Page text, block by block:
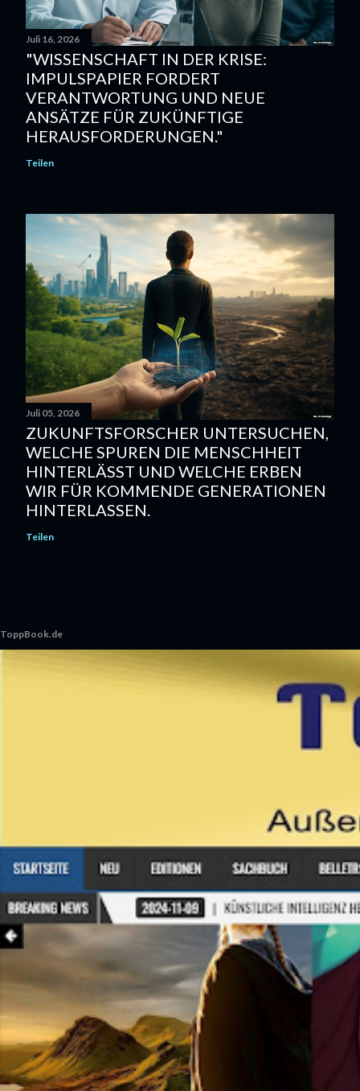
Juli 16, 2026
"WISSENSCHAFT IN DER KRISE:
IMPULSPAPIER FORDERT
VERANTWORTUNG UND NEUE
ANSÄTZE FÜR ZUKÜNFTIGE
HERAUSFORDERUNGEN."
Teilen
Juli 05, 2026
ZUKUNFTSFORSCHER UNTERSUCHEN,
WELCHE SPUREN DIE MENSCHHEIT
HINTERLÄSST UND WELCHE ERBEN
WIR FÜR KOMMENDE GENERATIONEN
HINTERLASSEN.
Teilen
ToppBook.de